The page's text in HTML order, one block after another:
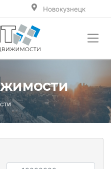
Новокузнецк